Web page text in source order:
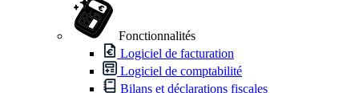
Fonctionnalités
Logiciel de facturation
Logiciel de comptabilité
Bilans et déclarations fiscales